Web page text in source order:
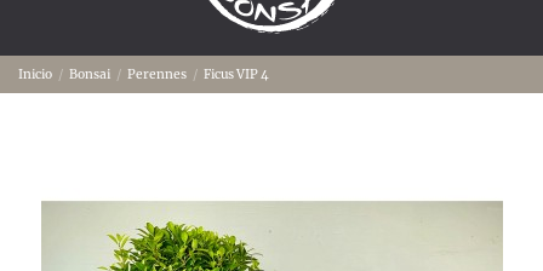
Inicio Bonsai Perennes Ficus VIP 4